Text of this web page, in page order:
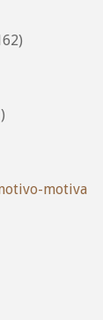
motiva